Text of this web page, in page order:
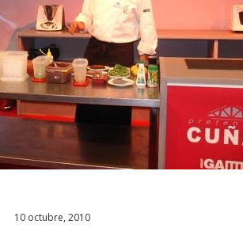
10 octubre, 2010